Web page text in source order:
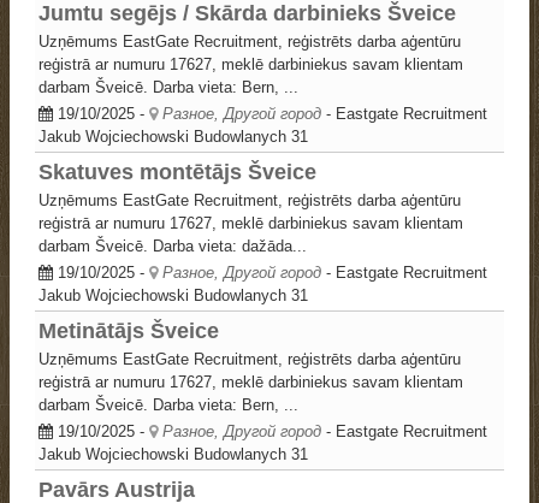
Jumtu segējs / Skārda darbinieks Šveice
Uzņēmums EastGate Recruitment, reģistrēts darba aģentūru
reģistrā ar numuru 17627, meklē darbiniekus savam klientam
darbam Šveicē. Darba vieta: Bern, ...
19/10/2025- Разное, Другой город- Eastgate Recruitment
Jakub Wojciechowski Budowlanych 31
Skatuves montētājs Šveice
Uzņēmums EastGate Recruitment, reģistrēts darba aģentūru
reģistrā ar numuru 17627, meklē darbiniekus savam klientam
darbam Šveicē. Darba vieta: dažāda...
19/10/2025- Разное, Другой город- Eastgate Recruitment
Jakub Wojciechowski Budowlanych 31
Metinātājs Šveice
Uzņēmums EastGate Recruitment, reģistrēts darba aģentūru
reģistrā ar numuru 17627, meklē darbiniekus savam klientam
darbam Šveicē. Darba vieta: Bern, ...
19/10/2025- Разное, Другой город- Eastgate Recruitment
Jakub Wojciechowski Budowlanych 31
Pavārs Austrija